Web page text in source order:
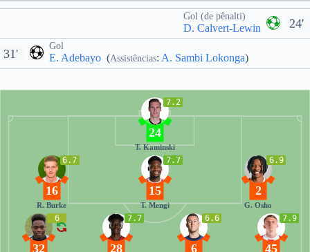
24'
Gol (de pênalti)
D. Calvert-Lewin
Gol
E. Adebayo (Assistências: A. Sambi Lokonga)
31'
7.2
24
T. Kaminski
6.9
2
G. Osho
7.7
15
T. Mengi
6.7
16
R. Burke
7.9
45
6.6
6
7.7
28
6
32